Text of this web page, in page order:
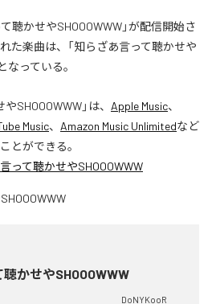
聴かせやSHOOOWWW」が配信開始さ
た楽曲は、「知らざあ言って聴かせや
なっている。
SHOOOWWW」は、 Apple Music、
Music、 Amazon Music Unlimitedなど
とができる。
って聴かせやSHOOOWWW
かせやSHOOOWWW
DoNYKooR